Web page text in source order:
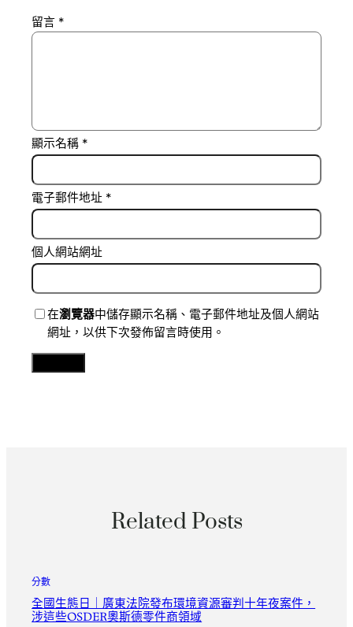
留言 *
顯示名稱 *
電子郵件地址 *
個人網站網址
在瀏覽器中儲存顯示名稱、電子郵件地址及個人網站
網址，以供下次發佈留言時使用。
Related Posts
分數
全國生態日｜廣東法院發布環境資源審判十年夜案件，
涉這些OSDER奧斯德零件商領域